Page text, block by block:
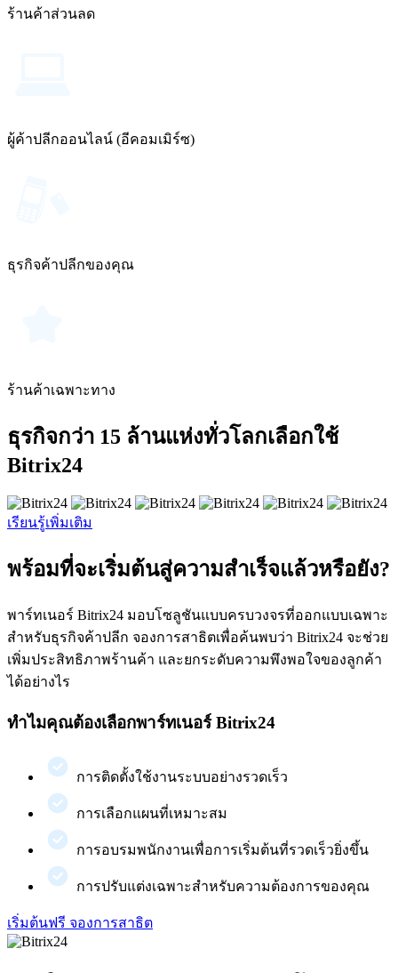
ร้านค้าส่วนลด
ผู้ค้าปลีกออนไลน์ (อีคอมเมิร์ซ)
ธุรกิจค้าปลีกของคุณ
ร้านค้าเฉพาะทาง
ธุรกิจกว่า 15 ล้านแห่งทั่วโลกเลือกใช้
Bitrix24
เรียนรู้เพิ่มเติม
พร้อมที่จะเริ่มต้นสู่ความสำเร็จแล้วหรือยัง?
พาร์ทเนอร์ Bitrix24 มอบโซลูชันแบบครบวงจรที่ออกแบบเฉพาะ
สำหรับธุรกิจค้าปลีก จองการสาธิตเพื่อค้นพบว่า Bitrix24 จะช่วย
เพิ่มประสิทธิภาพร้านค้า และยกระดับความพึงพอใจของลูกค้า
ได้อย่างไร
ทำไมคุณต้องเลือกพาร์ทเนอร์ Bitrix24
การติดตั้งใช้งานระบบอย่างรวดเร็ว
การเลือกแผนที่เหมาะสม
การอบรมพนักงานเพื่อการเริ่มต้นที่รวดเร็วยิ่งขึ้น
การปรับแต่งเฉพาะสำหรับความต้องการของคุณ
เริ่มต้นฟรี จองการสาธิต